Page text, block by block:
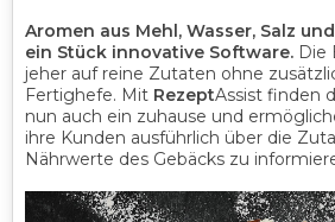
Aromen aus Mehl, Wasser, Salz
ein Stück innovative Software. Die
jeher auf reine Zutaten ohne
Fertighefe. Mit RezeptAssist finden
nun auch ein zuhause und
ihre Kunden ausführlich über die
Nährwerte des Gebäcks zu